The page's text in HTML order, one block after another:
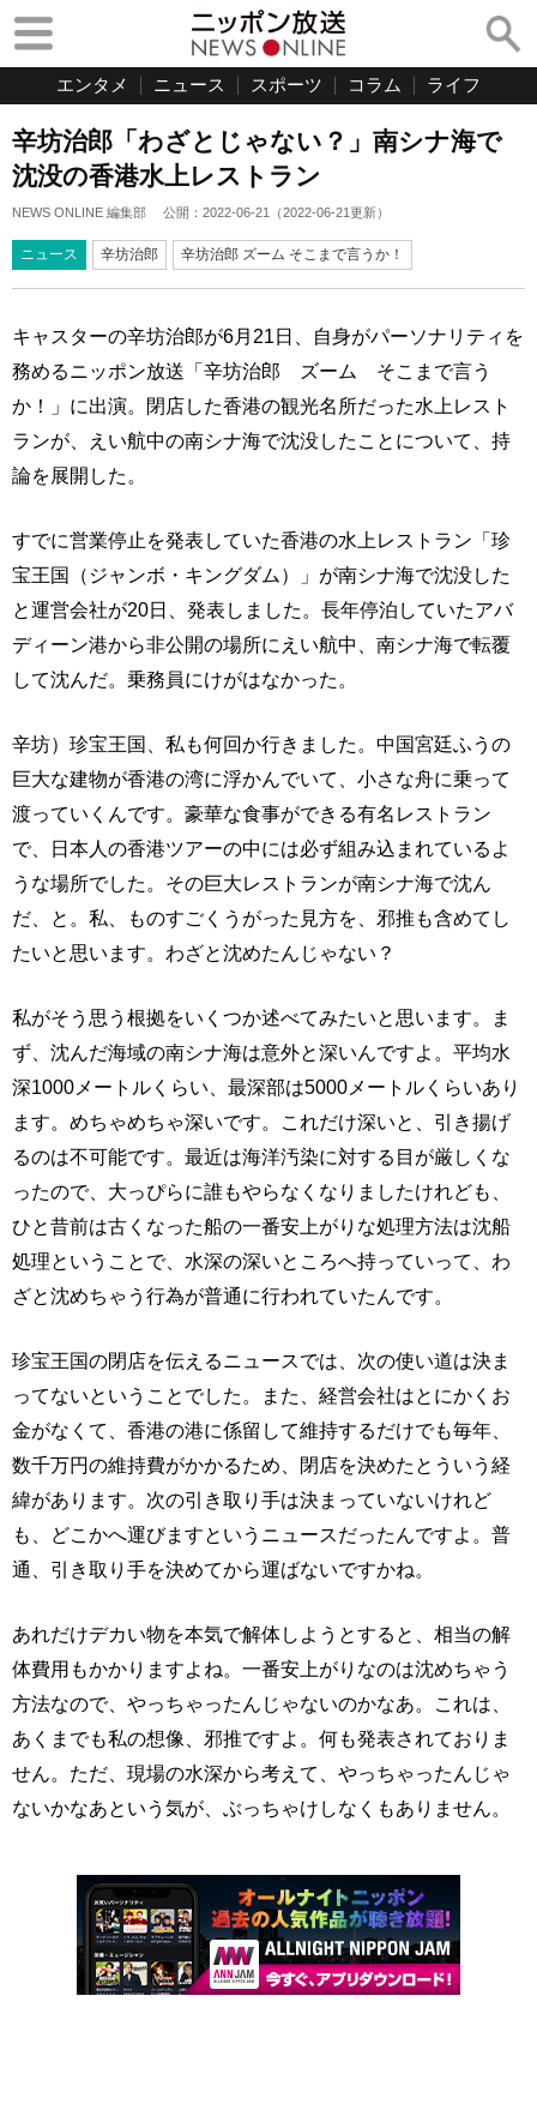
エンタメ ニュース スポーツ コラム ライフ
辛坊治郎「わざとじゃない？」南シナ海で
沈没の香港水上レストラン
NEWS ONLINE 編集部 公開： 2022-06-21 （2022-06-21更新）
ニュース 辛坊治郎 辛坊治郎 ズーム そこまで言うか！
キャスターの辛坊治郎が6月21日、自身がパーソナリティを
務めるニッポン放送「辛坊治郎 ズーム そこまで言う
か！」に出演。閉店した香港の観光名所だった水上レスト
ランが、えい航中の南シナ海で沈没したことについて、持
論を展開した。
すでに営業停止を発表していた香港の水上レストラン「珍
宝王国（ジャンボ・キングダム）」が南シナ海で沈没した
と運営会社が20日、発表しました。長年停泊していたアバ
ディーン港から非公開の場所にえい航中、南シナ海で転覆
して沈んだ。乗務員にけがはなかった。
辛坊）珍宝王国、私も何回か行きました。中国宮廷ふうの
巨大な建物が香港の湾に浮かんでいて、小さな舟に乗って
渡っていくんです。豪華な食事ができる有名レストラン
で、日本人の香港ツアーの中には必ず組み込まれているよ
うな場所でした。その巨大レストランが南シナ海で沈ん
だ、と。私、ものすごくうがった見方を、邪推も含めてし
たいと思います。わざと沈めたんじゃない？
私がそう思う根拠をいくつか述べてみたいと思います。ま
ず、沈んだ海域の南シナ海は意外と深いんですよ。平均水
深1000メートルくらい、最深部は5000メートルくらいあり
ます。めちゃめちゃ深いです。これだけ深いと、引き揚げ
るのは不可能です。最近は海洋汚染に対する目が厳しくな
ったので、大っぴらに誰もやらなくなりましたけれども、
ひと昔前は古くなった船の一番安上がりな処理方法は沈船
処理ということで、水深の深いところへ持っていって、わ
ざと沈めちゃう行為が普通に行われていたんです。
珍宝王国の閉店を伝えるニュースでは、次の使い道は決ま
ってないということでした。また、経営会社はとにかくお
金がなくて、香港の港に係留して維持するだけでも毎年、
数千万円の維持費がかかるため、閉店を決めたとういう経
緯があります。次の引き取り手は決まっていないけれど
も、どこかへ運びますというニュースだったんですよ。普
通、引き取り手を決めてから運ばないですかね。
あれだけデカい物を本気で解体しようとすると、相当の解
体費用もかかりますよね。一番安上がりなのは沈めちゃう
方法なので、やっちゃったんじゃないのかなあ。これは、
あくまでも私の想像、邪推ですよ。何も発表されておりま
せん。ただ、現場の水深から考えて、やっちゃったんじゃ
ないかなあという気が、ぶっちゃけしなくもありません。